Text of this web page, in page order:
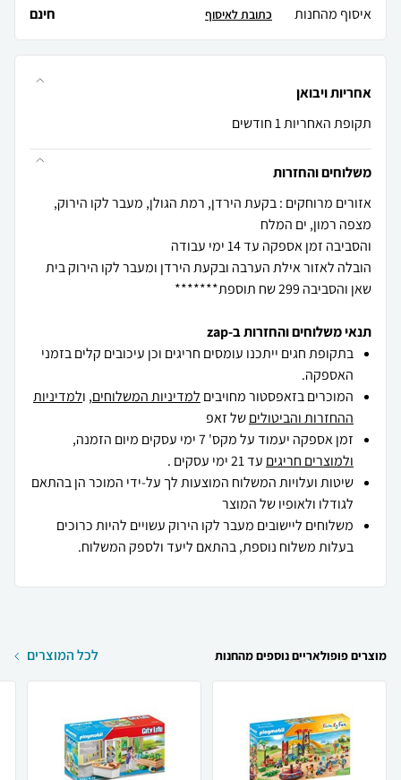
איסוף מהחנות
חינם כתובת לאיסוף
אחריות ויבואן
תקופת האחריות 1 חודשים
משלוחים והחזרות
אזורים מרוחקים : בקעת הירדן, רמת הגולן, מעבר לקו הירוק,
הובלה לאזור אילת הערבה ובקעת הירדן ומעבר לקו הירוק בית
שאן והסביבה 299 שח תוספת*******
תנאי משלוחים והחזרות ב-zap
בתקופת חגים ייתכנו עומסים חריגים וכן עיכובים קלים בזמני
האספקה.
המוכרים בזאפסטור מחויבים למדיניות המשלוחים, ולמדיניות
ההחזרות והביטוליםשל זאפ
זמן אספקה יעמוד על מקס' 7 ימי עסקים מיום הזמנה,
ולמוצרים חריגים עד 21 ימי עסקים .
שיטות ועלויות המשלוח המוצעות לך על-ידי המוכר הן בהתאם
לגודלו ולאופיו של המוצר
משלוחים ליישובים מעבר לקו הירוק עשויים להיות כרוכים
בעלות משלוח נוספת, בהתאם ליעד ולספק המשלוח.
מוצרים פופולאריים נוספים מהחנות לכל המוצרים